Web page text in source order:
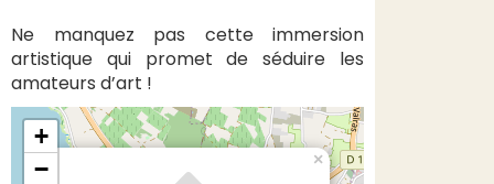
Ne manquez pas cette immersion
artistique qui promet de séduire les
amateurs d’art !
×
+
−